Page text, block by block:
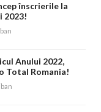
înscrierile la
2023!
Anului 2022,
Total Romania!